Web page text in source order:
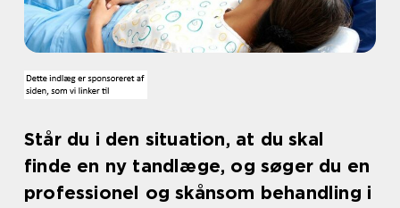
Står du i den situation, at du skal
finde en ny tandlæge, og søger du en
professionel og skånsom behandling i